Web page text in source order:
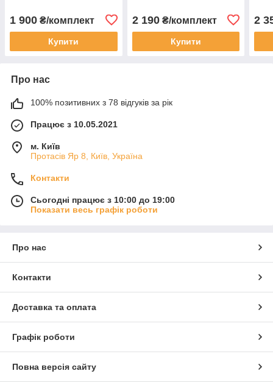
1 900 ₴/комплект
Купити
2 190₴/комплект
Купити
2
Про нас
100% позитивних з 78 відгуків за рік
Працює з 10.05.2021
м. Київ
Протасів Яр 8, Київ, Україна
Контакти
Сьогодні працює з 10:00 до 19:00
Показати весь графік роботи
Про нас
Контакти
Доставка та оплата
Графік роботи
Повна версія сайту